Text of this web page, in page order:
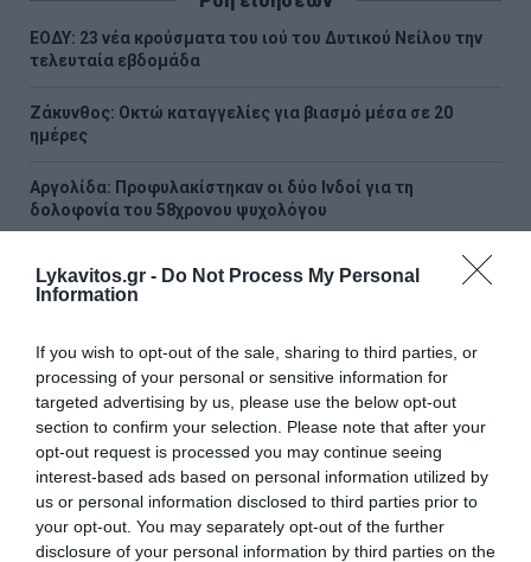
Lykavitos.gr - Do Not Process My Personal
Information
If you wish to opt-out of the sale, sharing to third parties, or
processing of your personal or sensitive information for
targeted advertising by us, please use the below opt-out
section to confirm your selection. Please note that after your
opt-out request is processed you may continue seeing
interest-based ads based on personal information utilized by
us or personal information disclosed to third parties prior to
your opt-out. You may separately opt-out of the further
disclosure of your personal information by third parties on the
ΕΟΔΥ: 23 νέα κρούσματα του ιού του Δυτικού Νείλου την
τελευταία εβδομάδα
Ζάκυνθος: Οκτώ καταγγελίες για βιασμό μέσα σε 20
ημέρες
Αργολίδα: Προφυλακίστηκαν οι δύο Ινδοί για τη
δολοφονία του 58χρονου ψυχολόγου
Η μυστική συνάντηση του Πεζεσκιάν με τον Χαμενεΐ στο
πίσω μέρος αυτοκινήτου με φιμέ τζάμια
Υψηλή γέφυρα
ΟΤΕ: Για 18η συνεχόμενη χρονιά στη διεθνή σειρά δεικτών
FTSE4Good
Δολοφονία στην Κυψέλη: Τι αποκάλυψε στις Αρχές η
σύζυγος του Αφγανού – «Τότε άρχισα να τον
υποψιάζομαι»